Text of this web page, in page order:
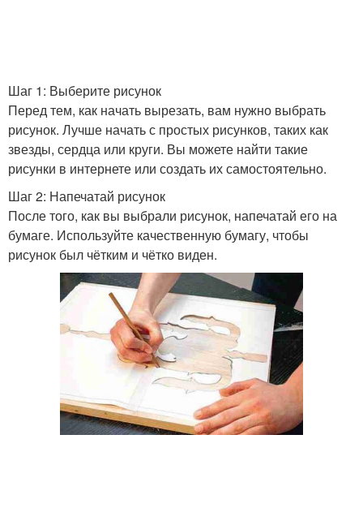
Шаг 1: Выберите рисунок
Перед тем, как начать вырезать, вам нужно выбрать
рисунок. Лучше начать с простых рисунков, таких как
звезды, сердца или круги. Вы можете найти такие
рисунки в интернете или создать их самостоятельно.
Шаг 2: Напечатай рисунок
После того, как вы выбрали рисунок, напечатай его на
бумаге. Используйте качественную бумагу, чтобы
рисунок был чётким и чётко виден.